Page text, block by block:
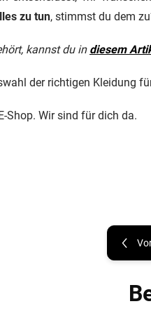
zu tun, stimmst du dem
kannst du in diesem
der richtigen Kleidung
Shop. Wir sind für dich da.